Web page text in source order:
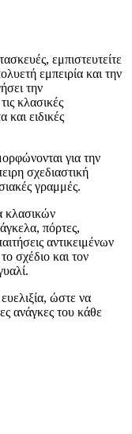
εμπιστευτείτε
εμπειρία και την
την
κλασικές
και ειδικές
για την
σχεδιαστική
γραμμές.
κλασικών
πόρτες,
αντικειμένων
σχέδιο και τον
ώστε να
ανάγκες του κάθε